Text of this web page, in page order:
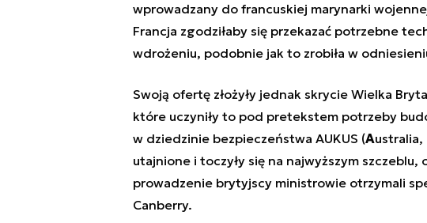
wprowadzany do francuskiej marynarki
Francja zgodziłaby się przekazać potrzebne
wdrożeniu, podobnie jak to zrobiła w
Swoją ofertę złożyły jednak skrycie Wielka
które uczyniły to pod pretekstem potrzeby
w dziedzinie bezpieczeństwa AUKUS (Australia,
utajnione i toczyły się na najwyższym
prowadzenie brytyjscy ministrowie otrzymali
Canberry.